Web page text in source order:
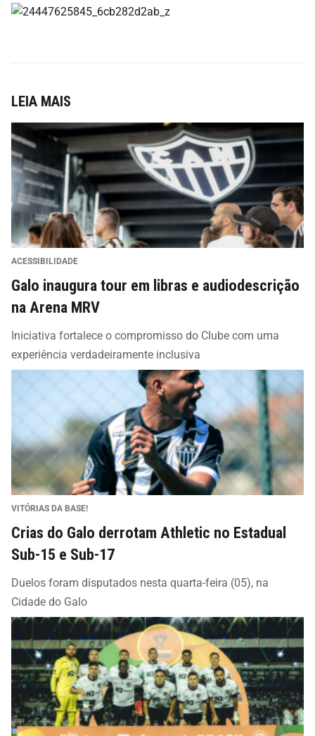
LEIA MAIS
ACESSIBILIDADE
Galo inaugura tour em libras e audiodescrição
na Arena MRV
Iniciativa fortalece o compromisso do Clube com uma
experiência verdadeiramente inclusiva
VITÓRIAS DA BASE!
Crias do Galo derrotam Athletic no Estadual
Sub-15 e Sub-17
Duelos foram disputados nesta quarta-feira (05), na
Cidade do Galo